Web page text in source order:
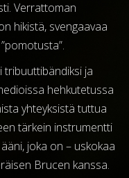
Verrattoman
hikistä, svengaavaa
tribuuttibändiksi ja
hehkutetussa
yhteyksistä tuttua
tärkein instrumentti
joka on – uskokaa
Brucen kanssa.